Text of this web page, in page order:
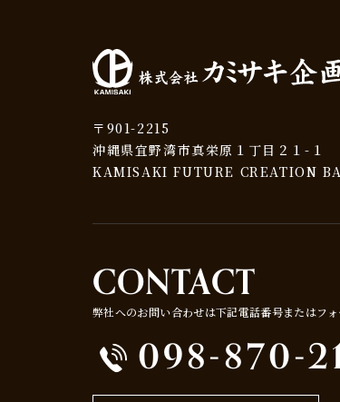
〒901-2215
沖縄県宜野湾市真栄原１丁目２１-１
KAMISAKI FUTURE CREATION
CONTACT
弊社へのお問い合わせは下記電話番号またはフ
098-870-